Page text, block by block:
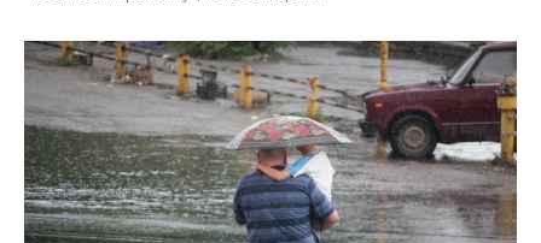
В папиных объятиях и море по колено